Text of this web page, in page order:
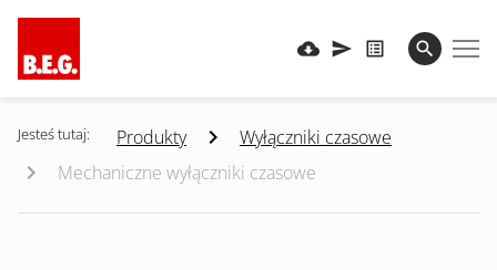
Jesteś tutaj: Produkty
Wyłączniki czasowe
Mechaniczne wyłączniki czasowe